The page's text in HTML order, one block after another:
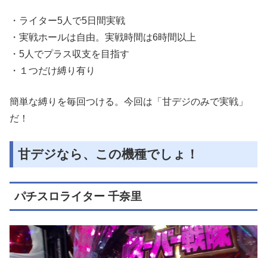
・ライター5人で5日間実戦
・実戦ホールは自由。実戦時間は6時間以上
・5人でプラス収支を目指す
・１つだけ縛り有り
簡単な縛りを毎回つける。今回は「甘デジのみで実戦」
だ！
甘デジなら、この機種でしょ！
パチスロライター 千奈里